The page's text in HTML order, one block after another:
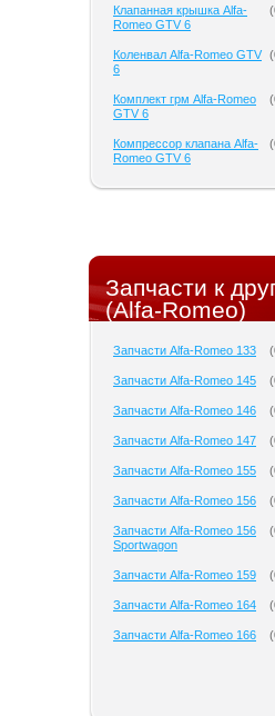
Клапанная крышка Alfa-
Romeo GTV 6
(
Коленвал Alfa-Romeo GTV
6
(
Комплект грм Alfa-Romeo
GTV 6
(
Компрессор клапана Alfa-
Romeo GTV 6
(
Запчасти к
(Alfa-Romeo)
Запчасти Alfa-Romeo 133 (
Запчасти Alfa-Romeo 145 (
Запчасти Alfa-Romeo 146 (
Запчасти Alfa-Romeo 147 (
Запчасти Alfa-Romeo 155 (
Запчасти Alfa-Romeo 156 (
Запчасти Alfa-Romeo 156
Sportwagon
(
Запчасти Alfa-Romeo 159 (
Запчасти Alfa-Romeo 164 (
Запчасти Alfa-Romeo 166 (